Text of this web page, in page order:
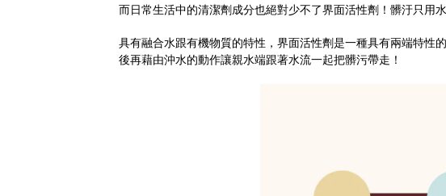
而日常生活中的清潔劑成分也絕對少不了界面活性劑！髒汙只用
具有融合水跟有機物質的特性，界面活性劑是一種具有兩端特性
後再藉由沖水的動作讓親水端跟著水流一起把髒污帶走！